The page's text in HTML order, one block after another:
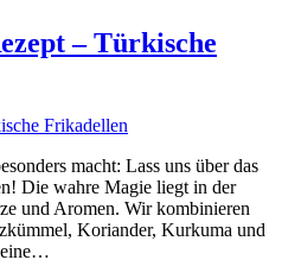
– Türkische
macht: Lass uns über das
Die wahre Magie liegt in der
und Aromen. Wir kombinieren
Koriander, Kurkuma und
eine…